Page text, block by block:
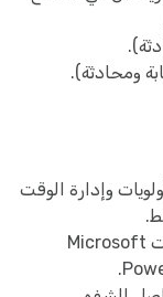
ومحادثة).
وإدارة الوقت
إجادة متقدمة لتطبيقات Microsoft